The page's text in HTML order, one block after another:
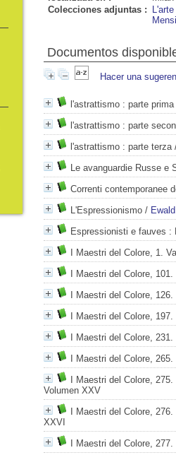
Colecciones adjuntas :
Documentos
Hacer una
l'astrattismo : parte prima
l'astrattismo : parte
l'astrattismo : parte terza
Le avanguardie Russe e
Correnti contemporanee
L'Espressionismo /
Espressionisti e fauves :
I Maestri del Colore, 1.
I Maestri del Colore,
I Maestri del Colore,
I Maestri del Colore, 197.
I Maestri del Colore, 231.
I Maestri del Colore,
I Maestri del Colore,
Volumen XXV
I Maestri del Colore,
XXVI
I Maestri del Colore,